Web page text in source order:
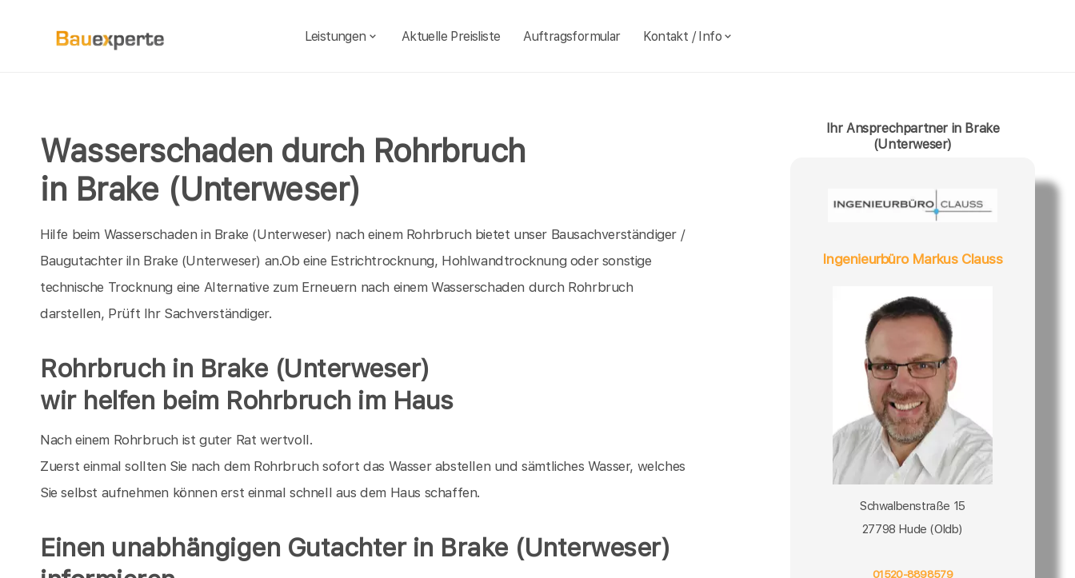
Leistungen Aktuelle Preisliste Auftragsformular Kontakt / Info
Wasserschaden durch Rohrbruch
in Brake (Unterweser)
Hilfe beim Wasserschaden in Brake (Unterweser) nach einem Rohrbruch bietet unser Bausachverständiger /
Baugutachter iIn Brake (Unterweser) an.Ob eine Estrichtrocknung, Hohlwandtrocknung oder sonstige
technische Trocknung eine Alternative zum Erneuern nach einem Wasserschaden durch Rohrbruch
darstellen, Prüft Ihr Sachverständiger.
Rohrbruch in Brake (Unterweser)
wir helfen beim Rohrbruch im Haus
Nach einem Rohrbruch ist guter Rat wertvoll.
Zuerst einmal sollten Sie nach dem Rohrbruch sofort das Wasser abstellen und sämtliches Wasser, welches
Sie selbst aufnehmen können erst einmal schnell aus dem Haus schaffen.
Einen unabhängigen Gutachter in Brake (Unterweser)
Ihr Ansprechpartner in Brake
(Unterweser)
Ingenieurbüro Markus Clauss
Schwalbenstraße 15
27798 Hude (Oldb)
01520-8898579